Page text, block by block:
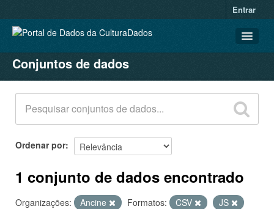
Entrar
CONJUNTOS DE DADOS
ORGANIZAÇÕES
GRUPOS
SOBRE
Conjuntos de dados
Ordenar por
1 conjunto de dados encontrado
Organizações: Ancine Formatos: CSV
JS